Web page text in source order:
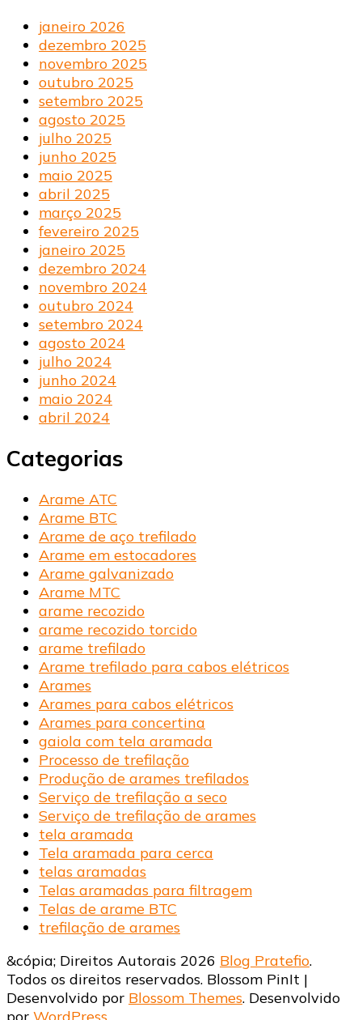
janeiro 2026
dezembro 2025
novembro 2025
outubro 2025
setembro 2025
agosto 2025
julho 2025
junho 2025
maio 2025
abril 2025
março 2025
fevereiro 2025
janeiro 2025
dezembro 2024
novembro 2024
outubro 2024
setembro 2024
agosto 2024
julho 2024
junho 2024
maio 2024
abril 2024
Categorias
Arame ATC
Arame BTC
Arame de aço trefilado
Arame em estocadores
Arame galvanizado
Arame MTC
arame recozido
arame recozido torcido
arame trefilado
Arame trefilado para cabos elétricos
Arames
Arames para cabos elétricos
Arames para concertina
gaiola com tela aramada
Processo de trefilação
Produção de arames trefilados
Serviço de trefilação a seco
Serviço de trefilação de arames
tela aramada
Tela aramada para cerca
telas aramadas
Telas aramadas para filtragem
Telas de arame BTC
trefilação de arames
&cópia; Direitos Autorais 2026 Blog Pratefio.
Todos os direitos reservados. Blossom PinIt |
Desenvolvido por Blossom Themes. Desenvolvido